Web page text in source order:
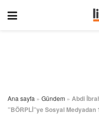
Ana sayfa » Gündem » Abdi
”BÖRPLİ”ye Sosyal